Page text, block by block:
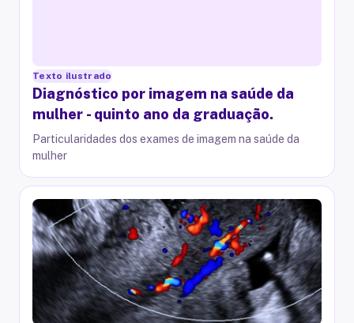
Texto ilustrado
Diagnóstico por imagem na saúde da
mulher - quinto ano da graduação.
Particularidades dos exames de imagem na saúde da
mulher